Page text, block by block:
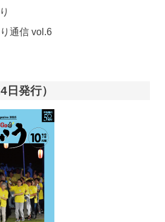
通信 vol.6
発行）